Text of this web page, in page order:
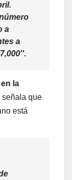
a
a
la
señala que
está